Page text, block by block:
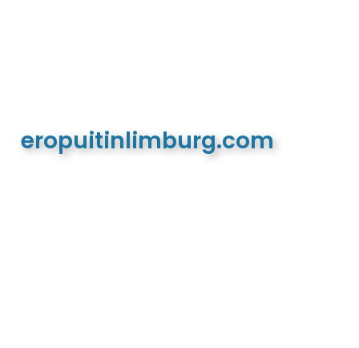
eropuitinlimburg.com